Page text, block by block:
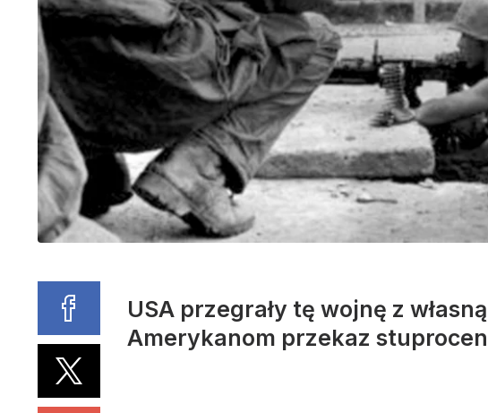
USA przegrały tę wojnę z
Amerykanom przekaz